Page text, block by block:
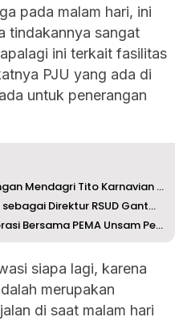
pada malam hari, ini
tindakannya sangat
ini terkait fasilitas
PJU yang ada di
untuk penerangan
Wagub Aceh Sambut Kedatangan Mendagri Tito Karnavian Jela...
Direktur RSUD Gant...
Pemko Langsa Siap Berkolaborasi Bersama PEMA Unsam Perkua...
siapa lagi, karena
merupakan
di saat malam hari